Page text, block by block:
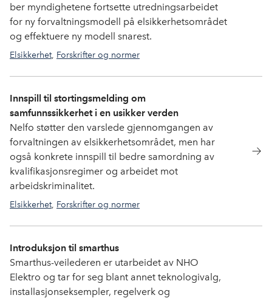
ber myndighetene fortsette utredningsarbeidet
for ny forvaltningsmodell på elsikkerhetsområdet
og effektuere ny modell snarest.
Elsikkerhet, Forskrifter og normer
Innspill til stortingsmelding om
samfunnssikkerhet i en usikker verden
Nelfo støtter den varslede gjennomgangen av
forvaltningen av elsikkerhetsområdet, men har
også konkrete innspill til bedre samordning av
kvalifikasjonsregimer og arbeidet mot
arbeidskriminalitet.
Elsikkerhet, Forskrifter og normer
Introduksjon til smarthus
Smarthus-veilederen er utarbeidet av NHO
Elektro og tar for seg blant annet teknologivalg,
installasjonseksempler, regelverk og